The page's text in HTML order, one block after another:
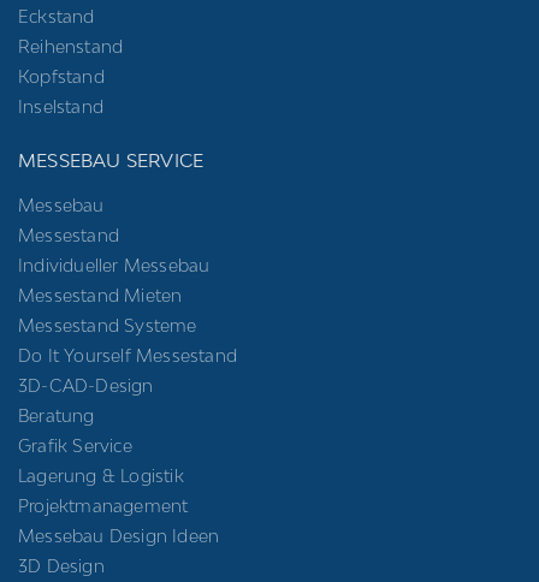
Eckstand
Reihenstand
Kopfstand
Inselstand
MESSEBAU SERVICE
Messebau
Messestand
Individueller Messebau
Messestand Mieten
Messestand Systeme
Do It Yourself Messestand
3D-CAD-Design
Beratung
Grafik Service
Lagerung & Logistik
Projektmanagement
Messebau Design Ideen
3D Design